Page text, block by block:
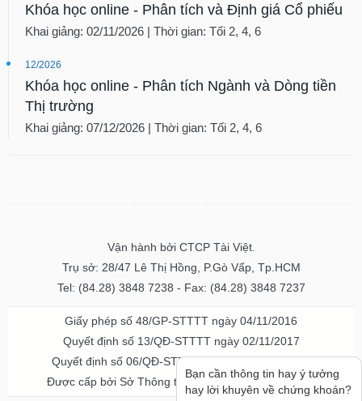
Khóa học online - Phân tích và Định giá Cổ phiếu
Khai giảng: 02/11/2026 | Thời gian: Tối 2, 4, 6
12/2026
Khóa học online - Phân tích Ngành và Dòng tiền
Thị trường
Khai giảng: 07/12/2026 | Thời gian: Tối 2, 4, 6
Vận hành bởi CTCP Tài Việt.
Trụ sở: 28/47 Lê Thị Hồng, P.Gò Vấp, Tp.HCM
Tel: (84.28) 3848 7238 - Fax: (84.28) 3848 7237
Giấy phép số 48/GP-STTTT ngày 04/11/2016
Quyết định số 13/QĐ-STTTT ngày 02/11/2017
Quyết định số 06/QĐ-STTTT-ICP ngày 20/07/2023
Được cấp bởi Sở Thông tin và Truyền thông TPHCM
Bạn cần thông tin hay ý tưởng
hay lời khuyên về chứng khoán?